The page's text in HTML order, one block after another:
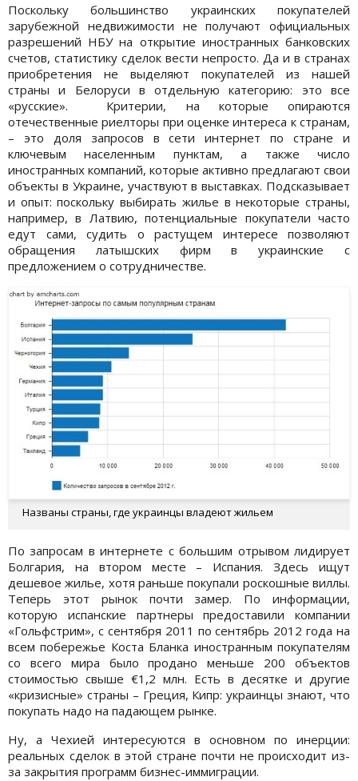
Поскольку большинство украинских покупателей
зарубежной недвижимости не получают официальных
разрешений НБУ на открытие иностранных банковских
счетов, статистику сделок вести непросто. Да и в странах
приобретения не выделяют покупателей из нашей
страны и Белоруси в отдельную категорию: это все
«русские». Критерии, на которые опираются
отечественные риелторы при оценке интереса к странам,
– это доля запросов в сети интернет по стране и
ключевым населенным пунктам, а также число
иностранных компаний, которые активно предлагают свои
объекты в Украине, участвуют в выставках. Подсказывает
и опыт: поскольку выбирать жилье в некоторые страны,
например, в Латвию, потенциальные покупатели часто
едут сами, судить о растущем интересе позволяют
обращения латышских фирм в украинские с
предложением о сотрудничестве.
Названы страны, где украинцы владеют жильем
По запросам в интернете с большим отрывом лидирует
Болгария, на втором месте – Испания. Здесь ищут
дешевое жилье, хотя раньше покупали роскошные виллы.
Теперь этот рынок почти замер. По информации,
которую испанские партнеры предоставили компании
«Гольфстрим», с сентября 2011 по сентябрь 2012 года на
всем побережье Коста Бланка иностранным покупателям
со всего мира было продано меньше 200 объектов
стоимостью свыше €1,2 млн. Есть в десятке и другие
«кризисные» страны – Греция, Кипр: украинцы знают, что
покупать надо на падающем рынке.
Ну, а Чехией интересуются в основном по инерции:
реальных сделок в этой стране почти не происходит из-
за закрытия программ бизнес-иммиграции.